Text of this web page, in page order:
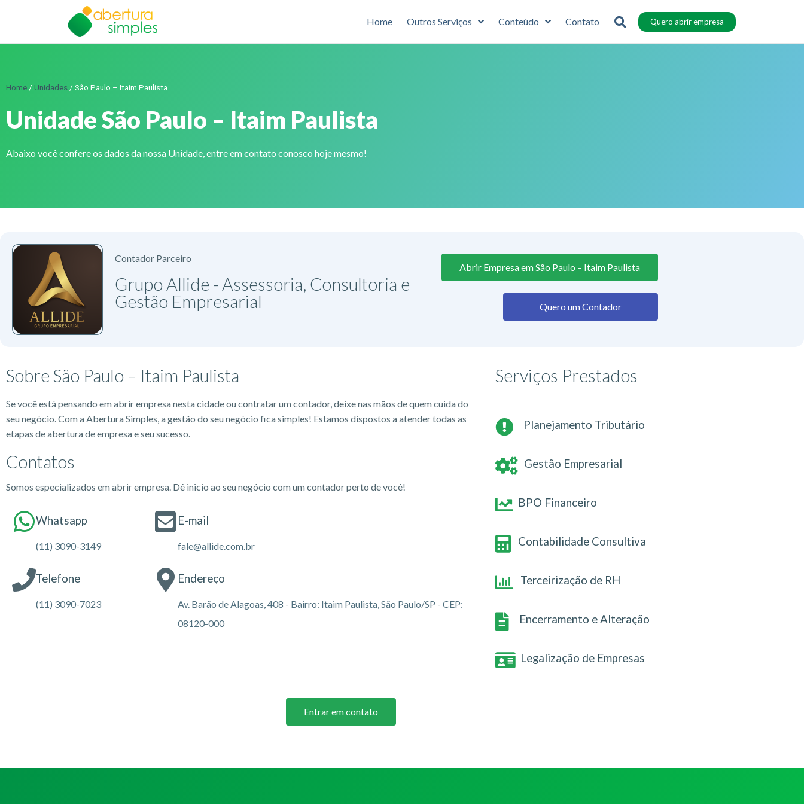
Home Outros Serviços Conteúdo Contato Quero abrir empresa
Home / Unidades / São Paulo – Itaim Paulista
Unidade São Paulo – Itaim Paulista
Abaixo você confere os dados da nossa Unidade, entre em contato conosco hoje mesmo!
Contador Parceiro
Grupo Allide - Assessoria, Consultoria e
Gestão Empresarial
Abrir Empresa em São Paulo – Itaim Paulista
Quero um Contador
Sobre São Paulo – Itaim Paulista
Se você está pensando em abrir empresa nesta cidade ou contratar um contador, deixe nas mãos de quem cuida do
seu negócio. Com a Abertura Simples, a gestão do seu negócio fica simples! Estamos dispostos a atender todas as
etapas de abertura de empresa e seu sucesso.
Contatos
Somos especializados em abrir empresa. Dê inicio ao seu negócio com um contador perto de você!
Whatsapp
(11) 3090-3149
Telefone
(11) 3090-7023
E-mail
fale@allide.com.br
Endereço
Av. Barão de Alagoas, 408 - Bairro: Itaim Paulista, São Paulo/SP - CEP:
08120-000
Serviços Prestados
Planejamento Tributário
Gestão Empresarial
BPO Financeiro
Contabilidade Consultiva
Terceirização de RH
Encerramento e Alteração
Legalização de Empresas
Entrar em contato